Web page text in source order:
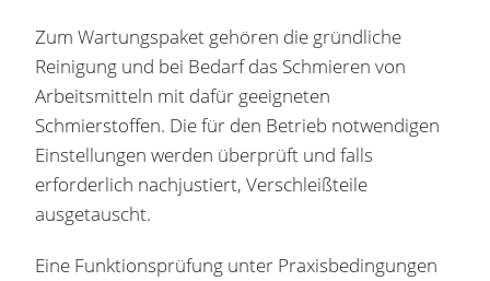
Zum Wartungspaket gehören die gründliche
Reinigung und bei Bedarf das Schmieren von
Arbeitsmitteln mit dafür geeigneten
Schmierstoffen. Die für den Betrieb notwendigen
Einstellungen werden überprüft und falls
erforderlich nachjustiert, Verschleißteile
ausgetauscht.
Eine Funktionsprüfung unter Praxisbedingungen